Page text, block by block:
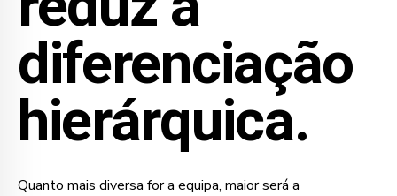
diferenciação
hierárquica.
Quanto mais diversa for a equipa, maior será a